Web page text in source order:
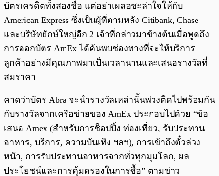
บัตรเครดิตทั้งสองชื่อ แต่อย่าเผลอชะล่าใจให้กับ
American Express ซึ่งเป็นผู้ที่ตามหลัง Citibank, Chase
และบริษัทยักษ์ใหญ่อีก 2 เจ้าที่กล่าวมาข้างต้นเมื่อพูดถึง
การออกบัตร AmEx ได้ค้นพบช่องทางที่จะให้บริการ
ลูกค้าอย่างมีคุณภาพมาเป็นเวลานานและเสนอรางวัลที่
สมราคา
คาดว่าบัตร Abra จะนำรางวัลเหล่านั้นพ่วงติดไปพร้อมกัน
กับรางวัลจากเครือข่ายของ AmEx ประกอบไปด้วย “ข้อ
เสนอ Amex (สำหรับการช็อปปิ้ง ท่องเที่ยว, รับประทาน
อาหาร, บริการ, ความบันเทิง ฯลฯ), การเข้าถึงตั๋วล่วง
หน้า, การรับประทานอาหารจากทั่วทุกมุมโลก, ผล
ประโยชน์และการคุ้มครองในการซื้อ” ตามข่าว